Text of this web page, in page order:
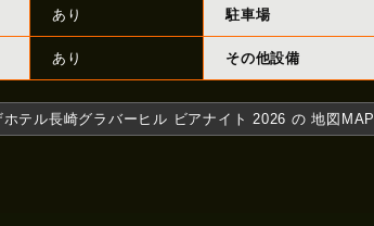
あり 駐車場
あり その他設備
テル長崎グラバーヒル ビアナイト 2026 の 地図MAP